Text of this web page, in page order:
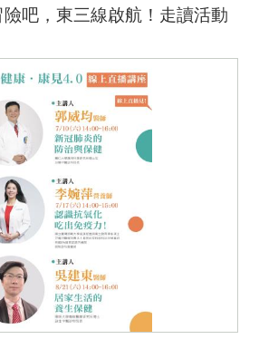
吧，東三線啟航！走讀活動